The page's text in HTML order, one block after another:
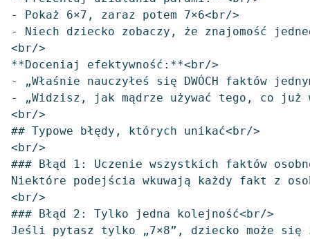
- Pokaż 6×7, zaraz potem 7×6<br/>
- Niech dziecko zobaczy, że znajomość
<br/>
**Doceniaj efektywność:**<br/>
- „Właśnie nauczyłeś się DWÓCH faktów
- „Widzisz, jak mądrze używać tego, co już
<br/>
## Typowe błędy, których unikać<br/>
<br/>
### Błąd 1: Uczenie wszystkich faktów
Niektóre podejścia wkuwają każdy fakt z
<br/>
### Błąd 2: Tylko jedna kolejność<br/>
Jeśli pytasz tylko „7×8”, dziecko może się